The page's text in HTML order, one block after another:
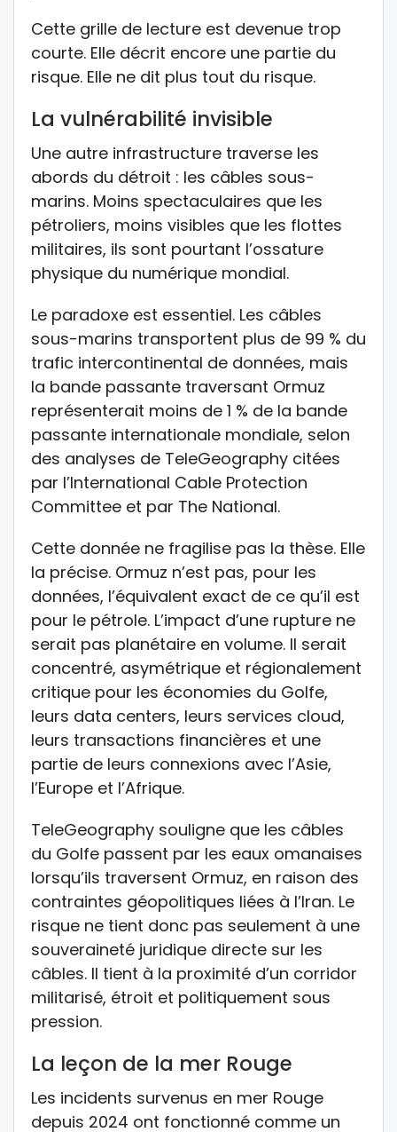
Cette grille de lecture est devenue trop
courte. Elle décrit encore une partie du
risque. Elle ne dit plus tout du risque.
La vulnérabilité invisible
Une autre infrastructure traverse les
abords du détroit : les câbles sous-
marins. Moins spectaculaires que les
pétroliers, moins visibles que les flottes
militaires, ils sont pourtant l’ossature
physique du numérique mondial.
Le paradoxe est essentiel. Les câbles
sous-marins transportent plus de 99 % du
trafic intercontinental de données, mais
la bande passante traversant Ormuz
représenterait moins de 1 % de la bande
passante internationale mondiale, selon
des analyses de TeleGeography citées
par l’International Cable Protection
Committee et par The National.
Cette donnée ne fragilise pas la thèse. Elle
la précise. Ormuz n’est pas, pour les
données, l’équivalent exact de ce qu’il est
pour le pétrole. L’impact d’une rupture ne
serait pas planétaire en volume. Il serait
concentré, asymétrique et régionalement
critique pour les économies du Golfe,
leurs data centers, leurs services cloud,
leurs transactions financières et une
partie de leurs connexions avec l’Asie,
l’Europe et l’Afrique.
TeleGeography souligne que les câbles
du Golfe passent par les eaux omanaises
lorsqu’ils traversent Ormuz, en raison des
contraintes géopolitiques liées à l’Iran. Le
risque ne tient donc pas seulement à une
souveraineté juridique directe sur les
câbles. Il tient à la proximité d’un corridor
militarisé, étroit et politiquement sous
pression.
La leçon de la mer Rouge
Les incidents survenus en mer Rouge
depuis 2024 ont fonctionné comme un